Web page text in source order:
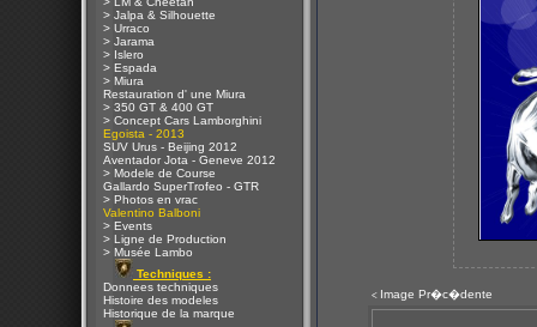
> Jalpa & Silhouette
> Urraco
> Jarama
> Islero
> Espada
> Miura
Restauration d' une Miura
> 350 GT & 400 GT
> Concept Cars Lamborghini
Egoista - 2013
SUV Urus - Beijing 2012
Aventador Jota - Geneve 2012
> Modele de Course
Gallardo SuperTrofeo - GTR
> Photos en vrac
Valentino Balboni
> Events
> Ligne de Production
> Musée Lambo
Techniques :
Donnees techniques
Histoire des modeles
Historique de la marque
< Image Pr�c�dente